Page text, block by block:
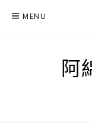
MENU
阿